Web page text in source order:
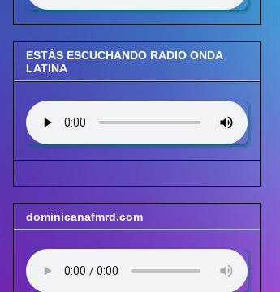
ESTÁS ESCUCHANDO RADIO ONDA
LATINA
dominicanafmrd.com